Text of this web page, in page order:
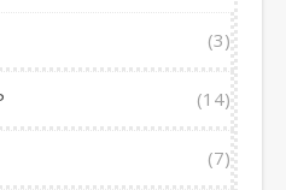
(3)
(14)
(7)